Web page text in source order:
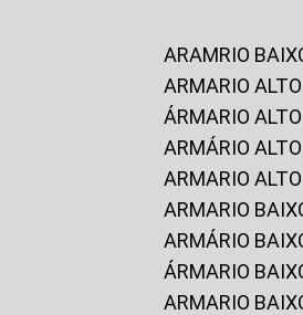
ARAMRIO
ARMARIO
ÁRMARIO
ARMÁRIO
ARMARIO
ARMARIO
ARMÁRIO
ÁRMARIO
ARMARIO